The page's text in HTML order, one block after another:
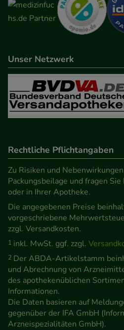
auch auf Ihre Bedürfnisse
anzuzeigen und unser
Statistik & Tracking:
Informationen über die Art
unserer Website sammeln,
unsere Website weiter für
den Inhalt auf unserer
teilweise an Dritte wie z.B.
Medien übertragen werden.
Unser Netzwerk
Rechtliche Pflichtangaben
Zu Risiken und
Packungsbeilage und fragen
oder in Ihrer Apotheke.
Die angegebenen Preise
vorgeschriebene
zzgl. Versandkosten.
1 inkl. MwSt. ggf. zzgl.
2 Der ABDA-Artikelstamm
und Abrechnung von
des apothekenüblichen
Informationen.
Die Daten basieren auf
gegenüber der IFA GmbH
Arzneispezialitäten GmbH).